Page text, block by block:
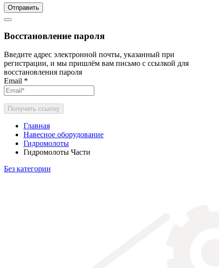
Отправить
Восстановление пароля
Введите адрес электронной почты, указанный при
регистрации, и мы пришлём вам письмо с ссылкой для
восстановления пароля
Email *
Получить ссылку
Главная
Навесное оборудование
Гидромолоты
Гидромолоты Части
Без категории